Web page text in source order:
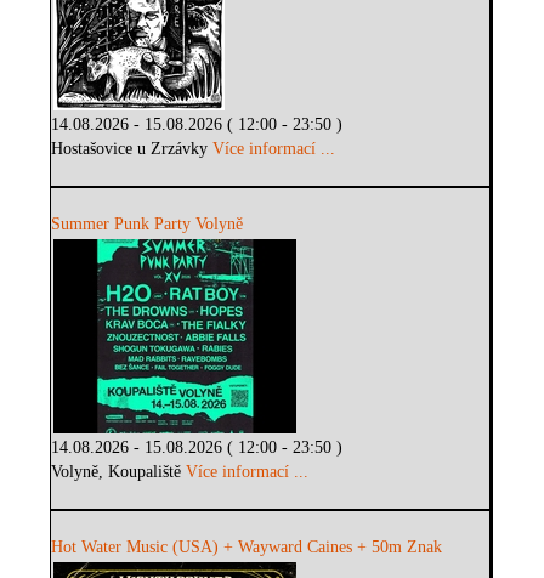
14.08.2026 - 15.08.2026 ( 12:00 - 23:50 )
Hostašovice u ZrzávkyVíce informací ...
Summer Punk Party Volyně
14.08.2026 - 15.08.2026 ( 12:00 - 23:50 )
Volyně, KoupalištěVíce informací ...
Hot Water Music (USA) + Wayward Caines + 50m Znak